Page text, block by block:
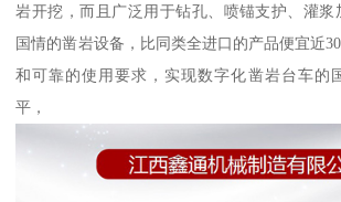
岩开挖，而且广泛用于钻孔、喷锚支护、灌浆
国情的凿岩设备，比同类全进口的产品便宜近
和可靠的使用要求，实现数字化凿岩台车的
平，